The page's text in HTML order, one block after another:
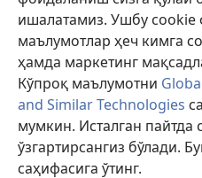
ишалатамиз. Ушбу cookie
маълумотлар ҳеч кимга
ҳамда маркетинг
Кўпроқ маълумотни
and Similar Technologies
мумкин. Исталган
ўзгартирсангиз бўлади.
саҳифасига ўтинг.
очилади)JW Hub
(янги
ойнада
очилади)«Watchtower Library»
Copyright© 2026 Watch Tower
ФОЙДАЛАНИШ ШАРТЛАРИ